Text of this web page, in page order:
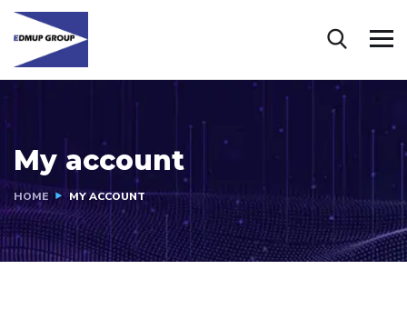
My account
HOME MY ACCOUNT